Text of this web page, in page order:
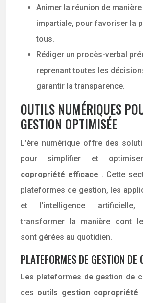
Animer la réunion de
impartiale, pour favoriser la
tous.
Rédiger un procès-verbal
reprenant toutes les
garantir la transparence.
OUTILS NUMÉRIQUES
GESTION OPTIMISÉE
L’ère numérique offre des
pour simplifier et
copropriété efficace . Cette
plateformes de gestion, les
et l’intelligence
transformer la manière dont
sont gérées au quotidien.
PLATEFORMES DE GESTION DE
Les plateformes de gestion de
des outils gestion copropriété